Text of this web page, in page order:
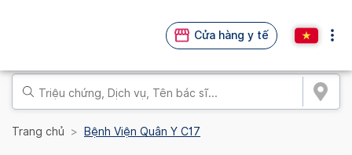
Cửa hàng y tế
Trang chủ Bệnh Viện Quân Y C17